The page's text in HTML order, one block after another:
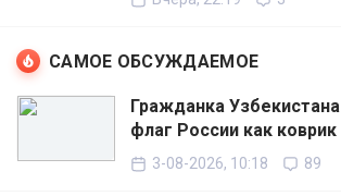
САМОЕ ОБСУЖДАЕМОЕ
Гражданка
флаг России как коврик
3-08-2026, 10:18 89